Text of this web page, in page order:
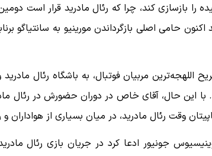
را بازسازی کند، چرا که رئال مادرید قرار است
حامی اصلی بازگرداندن مورینیو به سانتیاگو
اللهجه‌ترین مربیان فوتبال، به باشگاه رئال
این حال، آقای خاص در دوران حضورش در رئال
وقت رئال مادرید، در میان بسیاری از هواداران و
جونیور ادعا کرد در جریان بازی رئال